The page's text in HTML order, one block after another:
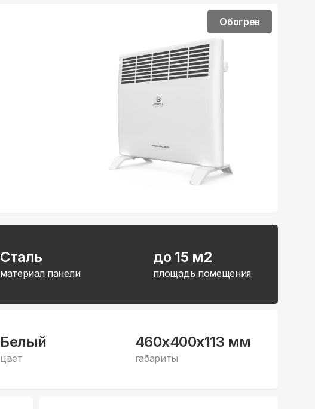
Обогрев
Сталь
материал панели
до 15 м2
площадь помещения
Белый
цвет
460x400x113 мм
габариты